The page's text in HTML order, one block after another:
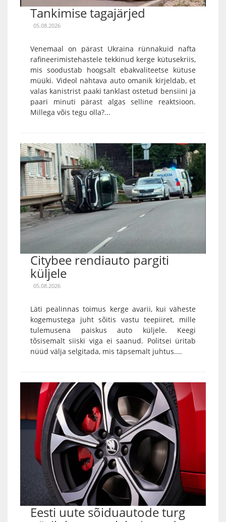
Tankimise tagajärjed
05.08.2026
Venemaal on pärast Ukraina rünnakuid nafta
rafineerimistehastele tekkinud kerge kütusekriis,
mis soodustab hoogsalt ebakvaliteetse kütuse
müüki. Videol nähtava auto omanik kirjeldab, et
valas kanistrist paaki tanklast ostetud bensiini ja
paari minuti pärast algas selline reaktsioon.
Millega võis tegu olla?...
Citybee rendiauto pargiti
küljele
05.08.2026
Läti pealinnas toimus kerge avarii, kui väheste
kogemustega juht sõitis vastu teepiiret, mille
tulemusena paiskus auto küljele. Keegi
tõsisemalt siiski viga ei saanud. Politsei üritab
nüüd välja selgitada, mis täpsemalt juhtus....
Eesti uute sõiduautode turg